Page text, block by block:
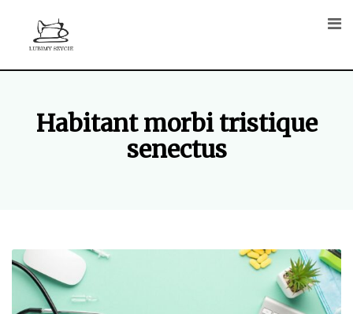
content
Habitant morbi tristique
senectus